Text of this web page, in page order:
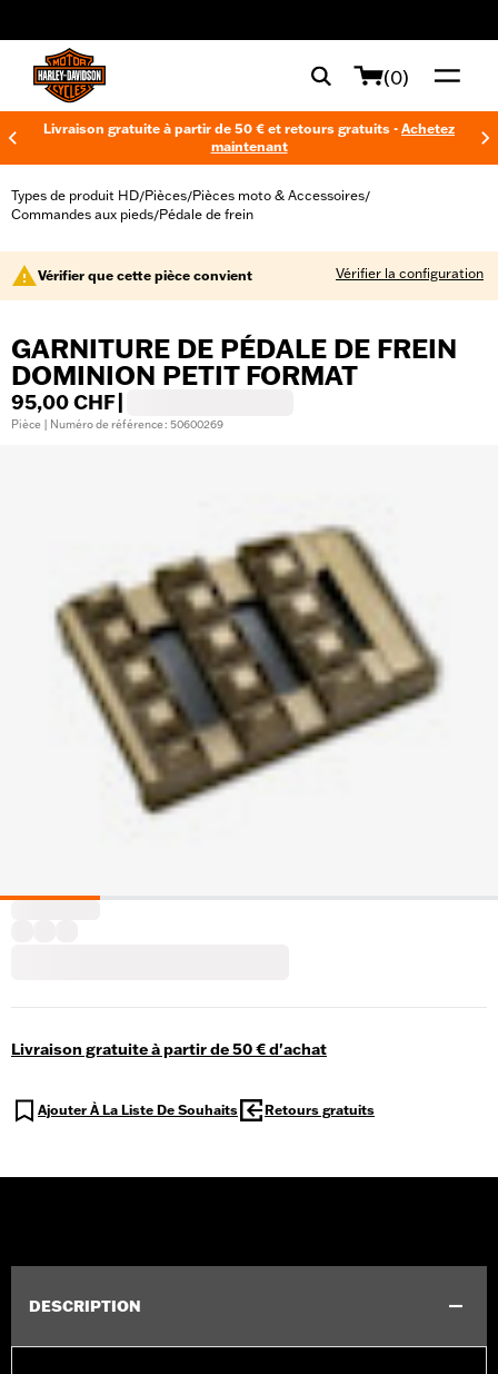
(0)
Livraison gratuite à partir de 50 € et retours gratuits - Achetez
maintenant
Types de produit HD/Pièces/Pièces moto & Accessoires/
Commandes aux pieds/Pédale de frein
Vérifier que cette pièce convient Vérifier la configuration
GARNITURE DE PÉDALE DE FREIN
DOMINION PETIT FORMAT
95,00 CHF
Pièce | Numéro de référence : 50600269
Livraison gratuite à partir de 50 € d'achat
Ajouter À La Liste De Souhaits Retours gratuits
DESCRIPTION